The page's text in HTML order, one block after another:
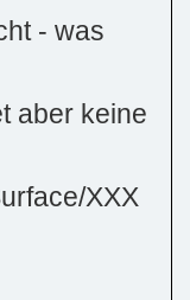
- was
aber keine
XXX